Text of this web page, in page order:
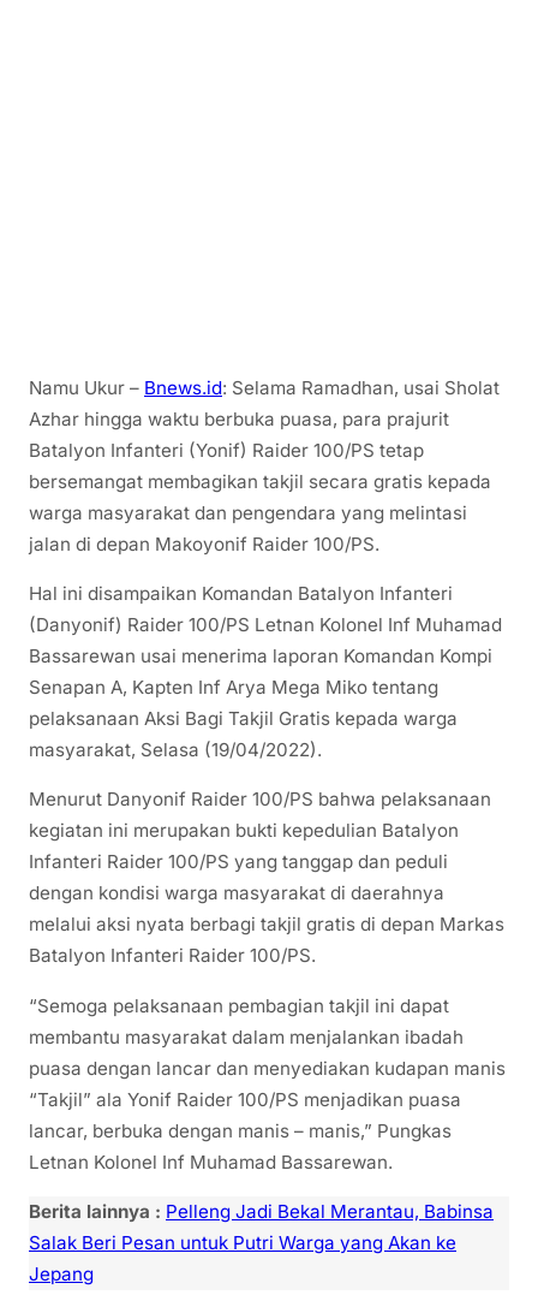
Namu Ukur – Bnews.id: Selama Ramadhan, usai Sholat
Azhar hingga waktu berbuka puasa, para prajurit
Batalyon Infanteri (Yonif) Raider 100/PS tetap
bersemangat membagikan takjil secara gratis kepada
warga masyarakat dan pengendara yang melintasi
jalan di depan Makoyonif Raider 100/PS.
Hal ini disampaikan Komandan Batalyon Infanteri
(Danyonif) Raider 100/PS Letnan Kolonel Inf Muhamad
Bassarewan usai menerima laporan Komandan Kompi
Senapan A, Kapten Inf Arya Mega Miko tentang
pelaksanaan Aksi Bagi Takjil Gratis kepada warga
masyarakat, Selasa (19/04/2022).
Menurut Danyonif Raider 100/PS bahwa pelaksanaan
kegiatan ini merupakan bukti kepedulian Batalyon
Infanteri Raider 100/PS yang tanggap dan peduli
dengan kondisi warga masyarakat di daerahnya
melalui aksi nyata berbagi takjil gratis di depan Markas
Batalyon Infanteri Raider 100/PS.
“Semoga pelaksanaan pembagian takjil ini dapat
membantu masyarakat dalam menjalankan ibadah
puasa dengan lancar dan menyediakan kudapan manis
“Takjil” ala Yonif Raider 100/PS menjadikan puasa
lancar, berbuka dengan manis – manis,” Pungkas
Letnan Kolonel Inf Muhamad Bassarewan.
Berita lainnya : Pelleng Jadi Bekal Merantau, Babinsa
Salak Beri Pesan untuk Putri Warga yang Akan ke
Jepang